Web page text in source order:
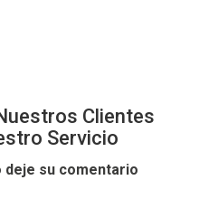
Clientes
Servicio
su comentario